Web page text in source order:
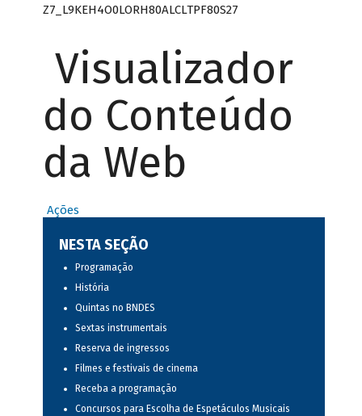
Z7_L9KEH4O0LORH80ALCLTPF80S27
Visualizador
do Conteúdo
da Web
Ações
NESTA SEÇÃO
Programação
História
Quintas no BNDES
Sextas instrumentais
Reserva de ingressos
Filmes e festivais de cinema
Receba a programação
Concursos para Escolha de Espetáculos Musicais